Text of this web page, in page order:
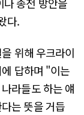
다.
위해 우크라이
답하며 "이는
라들도 하는 얘
는 뜻을 거듭